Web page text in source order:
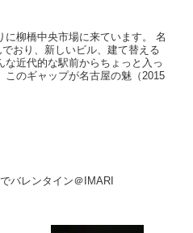
に柳橋中央市場に来ています。 名
おり、新しいビル、建て替える
な近代的な駅前からちょっと入っ
このギャップが名古屋の魅（2015
バレンタイン＠IMARI